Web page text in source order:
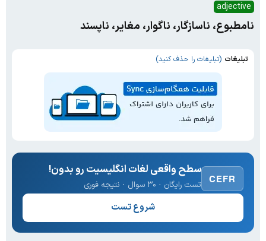
adjective
نامطبوع، ناسازگار، ناگوار، مغایر، ناپسند
تبلیغات (تبلیغات را حذف کنید)
CEFR
سطح واقعی لغات انگلیسیت رو بدون!
تست رایگان · ۳۰ سوال · نتیجه فوری
شروع تست